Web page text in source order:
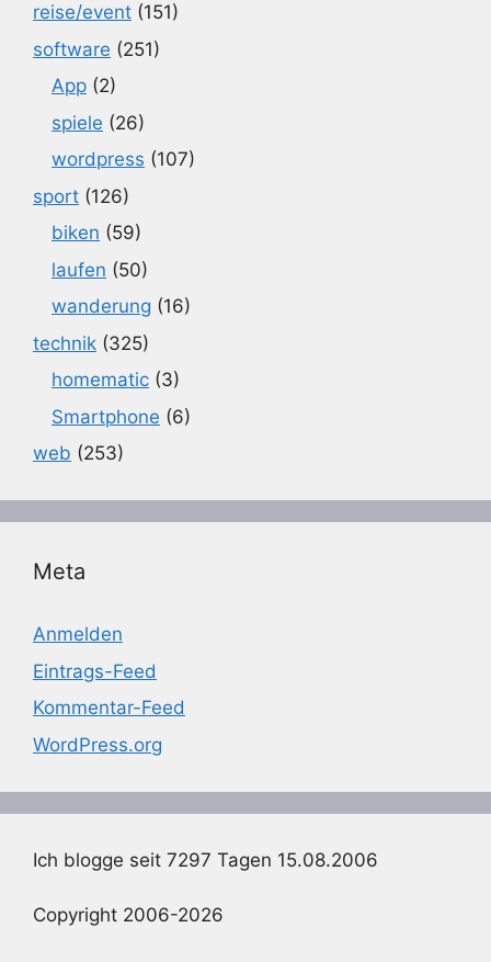
reise/event (151)
software (251)
App (2)
spiele (26)
wordpress (107)
sport (126)
biken (59)
laufen (50)
wanderung (16)
technik (325)
homematic (3)
Smartphone (6)
web (253)
Meta
Anmelden
Eintrags-Feed
Kommentar-Feed
WordPress.org
Ich blogge seit 7297 Tagen 15.08.2006
Copyright 2006-2026